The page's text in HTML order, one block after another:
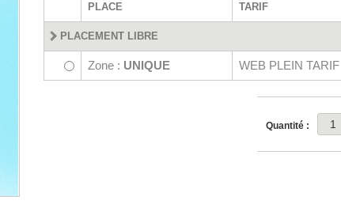
PLACE TARIF
PLACEMENT LIBRE
Zone : UNIQUE WEB PLEIN TARIF
Quantité :